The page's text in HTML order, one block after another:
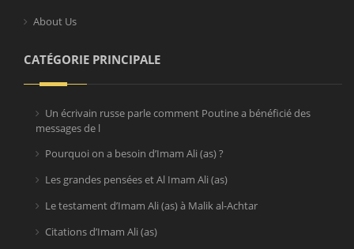
About Us
CATÉGORIE PRINCIPALE
Un écrivain russe parle comment Poutine a bénéficié des
messages de l
Pourquoi on a besoin d’Imam Ali (as) ?
Les grandes pensées et Al Imam Ali (as)
Le testament d’Imam Ali (as) à Malik al-Achtar
Citations d’Imam Ali (as)